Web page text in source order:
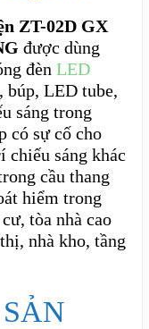
ZT-02D GX
được dùng
đènLED
búp, LED tube,
sáng trong
có sự cố cho
chiếu sáng khác
cầu thang
hiểm trong
tòa nhà cao
nhà kho, tầng